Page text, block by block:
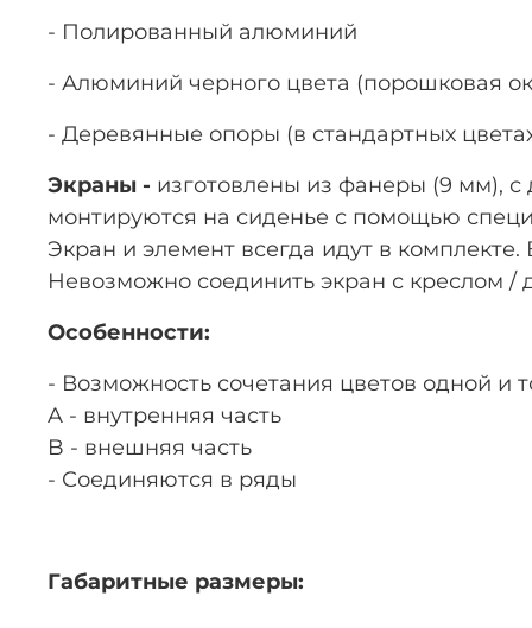
- Полированный алюминий
- Алюминий черного цвета (порошковая
- Деревянные опоры (в стандартных
Экраны - изготовлены из фанеры (9 мм),
монтируются на сиденье с помощью
Экран и элемент всегда идут в комплекте.
Невозможно соединить экран с креслом /
Особенности:
- Возможность сочетания цветов одной и
A - внутренняя часть
B - внешняя часть
- Соединяются в ряды
Габаритные размеры: